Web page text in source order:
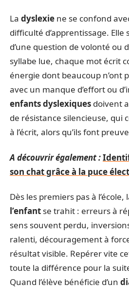
La dyslexie ne se confond
difficulté d’apprentissage. Elle
d’une question de volonté ou
syllabe lue, chaque mot écrit
énergie dont beaucoup n’ont
avec un manque d’effort ou
enfants dyslexiques doivent
de résistance silencieuse, qui
à l’écrit, alors qu’ils font
A découvrir également :
son chat grâce à la puce
Dès les premiers pas à l’école,
l’enfant se trahit : erreurs à
sens souvent perdu,
ralenti, découragement à
résultat visible. Repérer vite
toute la différence pour la
Quand l’élève bénéficie d’un